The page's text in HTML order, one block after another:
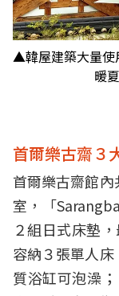
▲韓屋建築大量使
暖
首爾樂古齋３
首爾樂古齋館
室，「
２組日式床墊
容納３張單人
質浴缸可泡澡